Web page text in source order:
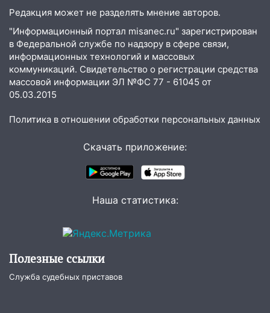
16:38 Прогноз погоды в Ульяновской
области на 9 августа
16:34 Из-за мощной непогоды в
Ульяновске отменили фестиваль «Наше
время»
Ульяновской области намолотил более
Ульяновской области подали более 10
затопленные улицы
14:28 Ураган вырвал остановку на улице
Деева в Заволжье
Редакция может не разделять мнение авторов.
"Информационный портал misanec.ru" зарегистрирован
в Федеральной службе по надзору в сфере связи,
информационных технологий и массовых
коммуникаций. Свидетельство о регистрации средства
массовой информации ЭЛ №ФС 77 - 61045 от
05.03.2015
Политика в отношении обработки персональных данных
Скачать приложение:
Наша статистика:
Полезные ссылки
Служба судебных приставов